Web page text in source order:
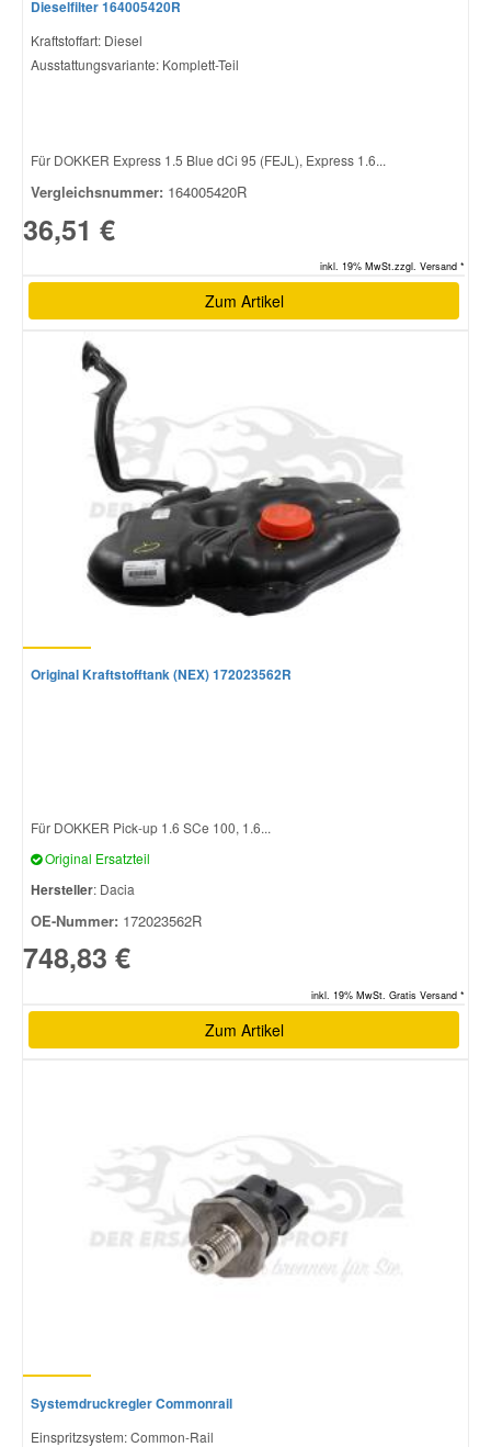
Dieselfilter 164005420R
Kraftstoffart: Diesel
Ausstattungsvariante: Komplett-Teil
Für DOKKER Express 1.5 Blue dCi 95 (FEJL), Express 1.6...
Vergleichsnummer: 164005420R
36,51 €
inkl. 19% MwSt.zzgl. Versand *
Zum Artikel
Original Kraftstofftank (NEX) 172023562R
Für DOKKER Pick-up 1.6 SCe 100, 1.6...
Original Ersatzteil
Hersteller: Dacia
OE-Nummer: 172023562R
748,83 €
inkl. 19% MwSt. Gratis Versand *
Zum Artikel
Systemdruckregler Commonrail
Einspritzsystem: Common-Rail